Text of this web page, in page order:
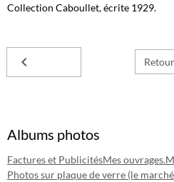
Collection Caboullet, écrite 1929.
Retour
Albums photos
Factures et PublicitésMes ouvrages.
Photos sur plaque de verre (le